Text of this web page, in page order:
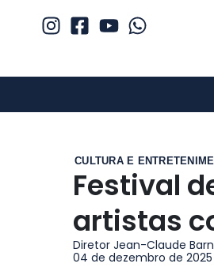
CULTURA E
Festival
artistas
Diretor Jean-Claude
04 de dezembro de 2025